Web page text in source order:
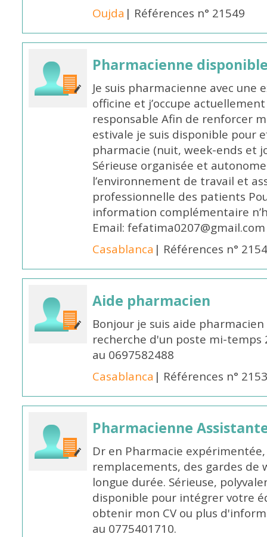
Oujda | Références n° 21549
Pharmacienne
Je suis pharmacienne avec
officine et j’occupe
responsable Afin de renforcer
estivale je suis disponible pour
pharmacie (nuit, week-ends et
Sérieuse organisée et
l’environnement de travail et
professionnelle des patients
information complémentaire
Email: fefatima0207@gmail.com
Casablanca | Références n°
Aide pharmacien
Bonjour je suis aide
recherche d'un poste mi-temps
au 0697582488
Casablanca | Références n°
Pharmacienne
Dr en Pharmacie
remplacements, des gardes de
longue durée. Sérieuse,
disponible pour intégrer votre
obtenir mon CV ou plus
au 0775401710.